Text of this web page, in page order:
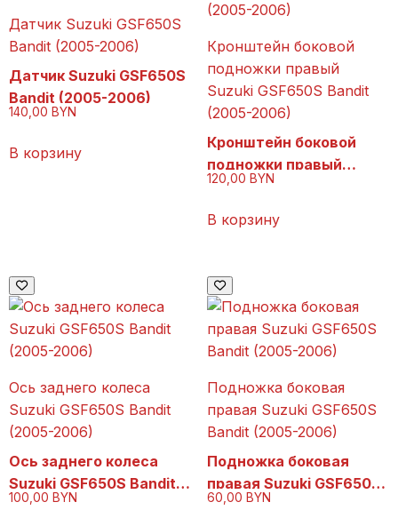
Датчик Suzuki GSF650S
Bandit (2005-2006)
Датчик Suzuki GSF650S
Bandit (2005-2006)
140,00 BYN
В корзину
Кронштейн боковой
подножки правый
Suzuki GSF650S Bandit
(2005-2006)
Кронштейн боковой
подножки правый
Suzuki GSF650S Bandit
120,00 BYN
В корзину
Ось заднего колеса
Suzuki GSF650S Bandit
(2005-2006)
Ось заднего колеса
Suzuki GSF650S Bandit
(2005-2006)
100,00 BYN
Подножка боковая
правая Suzuki GSF650S
Bandit (2005-2006)
Подножка боковая
правая Suzuki GSF650S
Bandit (2005-2006)
60,00 BYN